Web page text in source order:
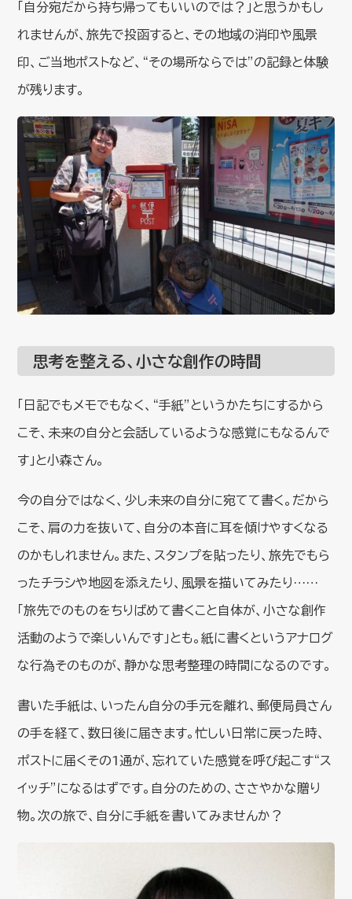
「自分宛だから持ち帰ってもいいのでは？」と思うかもし
れませんが、旅先で投函すると、その地域の消印や風景
印、ご当地ポストなど、“その場所ならでは”の記録と体験
が残ります。
思考を整える、小さな創作の時間
「日記でもメモでもなく、“手紙”というかたちにするから
こそ、未来の自分と会話しているような感覚にもなるんで
す」と小森さん。
今の自分ではなく、少し未来の自分に宛てて書く。だから
こそ、肩の力を抜いて、自分の本音に耳を傾けやすくなる
のかもしれません。また、スタンプを貼ったり、旅先でもら
ったチラシや地図を添えたり、風景を描いてみたり……
「旅先でのものをちりばめて書くこと自体が、小さな創作
活動のようで楽しいんです」とも。紙に書くというアナログ
な行為そのものが、静かな思考整理の時間になるのです。
書いた手紙は、いったん自分の手元を離れ、郵便局員さん
の手を経て、数日後に届きます。忙しい日常に戻った時、
ポストに届くその1通が、忘れていた感覚を呼び起こす“ス
イッチ”になるはずです。自分のための、ささやかな贈り
物。次の旅で、自分に手紙を書いてみませんか？